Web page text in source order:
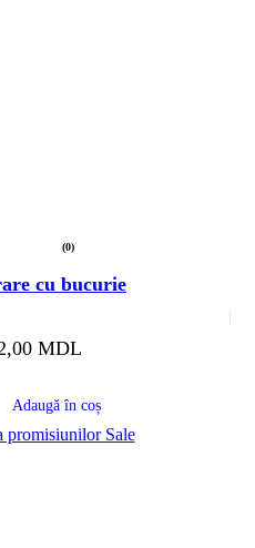
(0)
cu bucurie
MDL
Adaugă în coș